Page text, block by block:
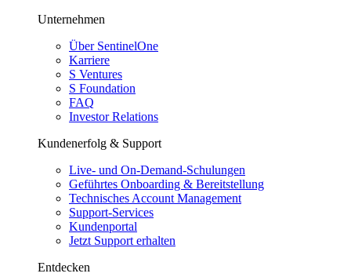
Unternehmen
Über SentinelOne
Karriere
S Ventures
S Foundation
FAQ
Investor Relations
Kundenerfolg & Support
Live- und On-Demand-Schulungen
Geführtes Onboarding & Bereitstellung
Technisches Account Management
Support-Services
Kundenportal
Jetzt Support erhalten
Entdecken